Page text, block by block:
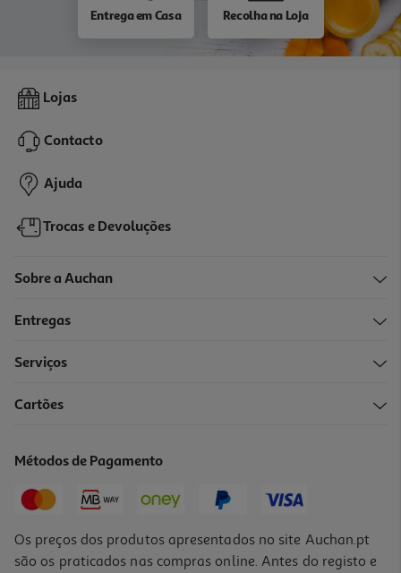
Entrega em Casa Recolha na Loja
Lojas
Contacto
Ajuda
Trocas e Devoluções
Sobre a Auchan
Entregas
Serviços
Cartões
Métodos de Pagamento
Os preços dos produtos apresentados no site Auchan.pt
são os praticados nas compras online. Antes do registo e